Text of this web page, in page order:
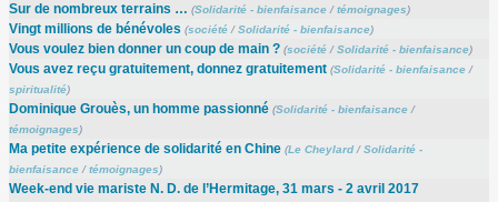
Sur de nombreux terrains … (Solidarité - bienfaisance/témoignages)
Vingt millions de bénévoles (société/Solidarité - bienfaisance)
Vous voulez bien donner un coup de main ? (société/Solidarité - bienfaisance)
Vous avez reçu gratuitement, donnez gratuitement (Solidarité - bienfaisance/
spiritualité)
Dominique Grouès, un homme passionné (Solidarité - bienfaisance/
témoignages)
Ma petite expérience de solidarité en Chine (Le Cheylard/Solidarité -
bienfaisance/témoignages)
Week-end vie mariste N. D. de l’Hermitage, 31 mars - 2 avril 2017